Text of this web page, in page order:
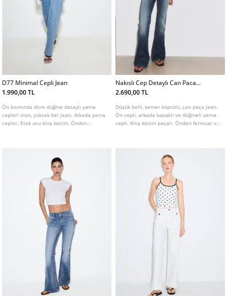
D77 Minimal Cepli Jean
1.990,00 TL
Ön kısmında dore düğme detaylı yama
cepleri olan, yüksek bel jean. Arkada yama
cepler. Etek ucu kloş kesim. Önden
Nakıslı Cep Detaylı Can Paca
Jean
2.690,00 TL
Düşük belli, kemer köprülü, çan paça jean.
Ön cepli, arkada kapaklı ve düğmeli yama
cepli. Kloş kesim paçalı. Önden fermuar ve